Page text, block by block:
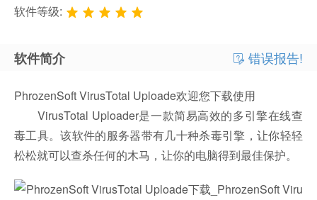
软件等级:
软件简介 错误报告!
PhrozenSoft VirusTotal Uploade欢迎您下载使用
VirusTotal Uploader是一款简易高效的多引擎在线查
毒工具。该软件的服务器带有几十种杀毒引擎，让你轻轻
松松就可以查杀任何的木马，让你的电脑得到最佳保护。